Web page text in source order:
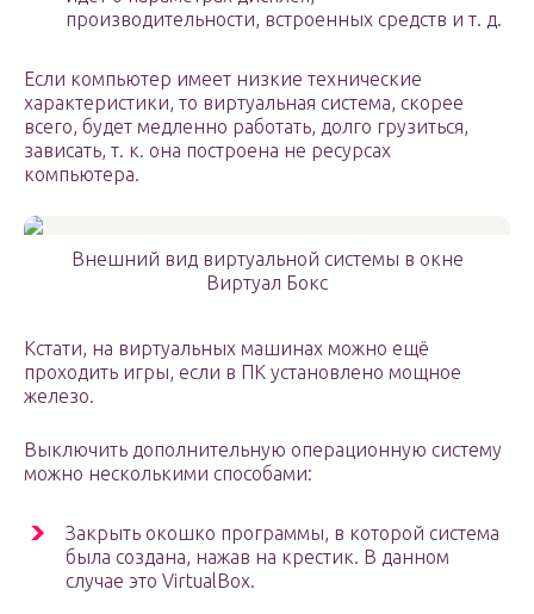
производительности, встроенных средств и т. д.
Если компьютер имеет низкие технические
характеристики, то виртуальная система, скорее
всего, будет медленно работать, долго грузиться,
зависать, т. к. она построена не ресурсах
компьютера.
Внешний вид виртуальной системы в окне
Виртуал Бокс
Кстати, на виртуальных машинах можно ещё
проходить игры, если в ПК установлено мощное
железо.
Выключить дополнительную операционную систему
можно несколькими способами:
Закрыть окошко программы, в которой система
была создана, нажав на крестик. В данном
случае это VirtualBox.